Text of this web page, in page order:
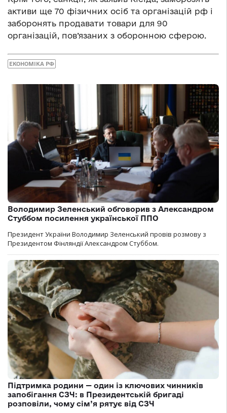
активи ще 70 фізичних осіб та організацій рф і
заборонять продавати товари для 90
організацій, пов’язаних з оборонною сферою.
ЕКОНОМІКА РФ
Володимир Зеленський обговорив з Александром
Стуббом посилення української ППО
Президент України Володимир Зеленський провів розмову з
Президентом Фінляндії Александром Стуббом.
Підтримка родини — один із ключових чинників
запобігання СЗЧ: в Президентській бригаді
розповіли, чому сім’я рятує від СЗЧ